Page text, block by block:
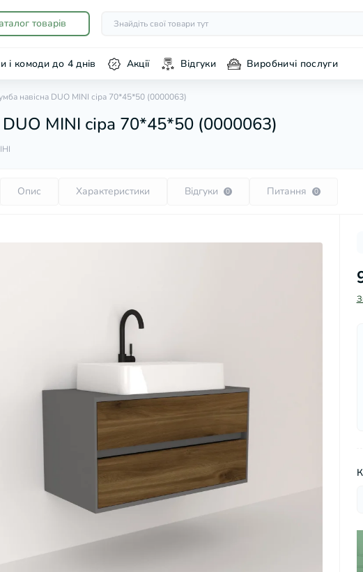
товарів
комоди до 4 днів Акції Відгуки Виробничі послуги
навісна DUO MINI сіра 70*45*50 (0000063)
DUO MINI сіра 70*45*50 (0000063)
Опис Характеристики Відгуки 0 Питання 0